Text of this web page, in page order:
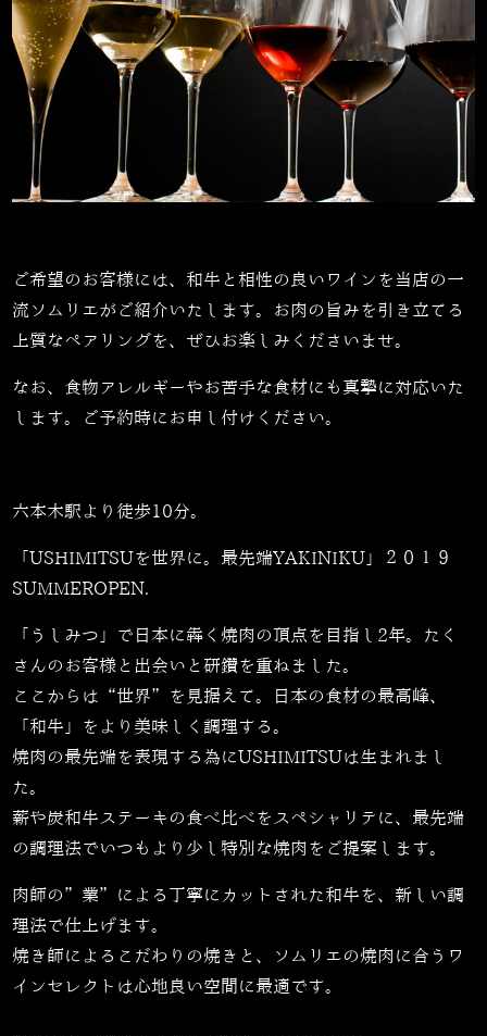
ご希望のお客様には、和牛と相性の良いワインを当店の一
流ソムリエがご紹介いたします。お肉の旨みを引き立てる
上質なペアリングを、ぜひお楽しみくださいませ。
なお、食物アレルギーやお苦手な食材にも真摯に対応いた
します。ご予約時にお申し付けください。
六本木駅より徒歩10分。
「USHIMITSUを世界に。最先端YAKINIKU」２０１９
SUMMEROPEN.
「うしみつ」で日本に犇く焼肉の頂点を目指し2年。たく
さんのお客様と出会いと研鑽を重ねました。
ここからは“世界”を見据えて。日本の食材の最高峰、
「和牛」をより美味しく調理する。
焼肉の最先端を表現する為にUSHIMITSUは生まれまし
た。
薪や炭和牛ステーキの食べ比べをスペシャリテに、最先端
の調理法でいつもより少し特別な焼肉をご提案します。
肉師の”業”による丁寧にカットされた和牛を、新しい調
理法で仕上げます。
焼き師によるこだわりの焼きと、ソムリエの焼肉に合うワ
インセレクトは心地良い空間に最適です。